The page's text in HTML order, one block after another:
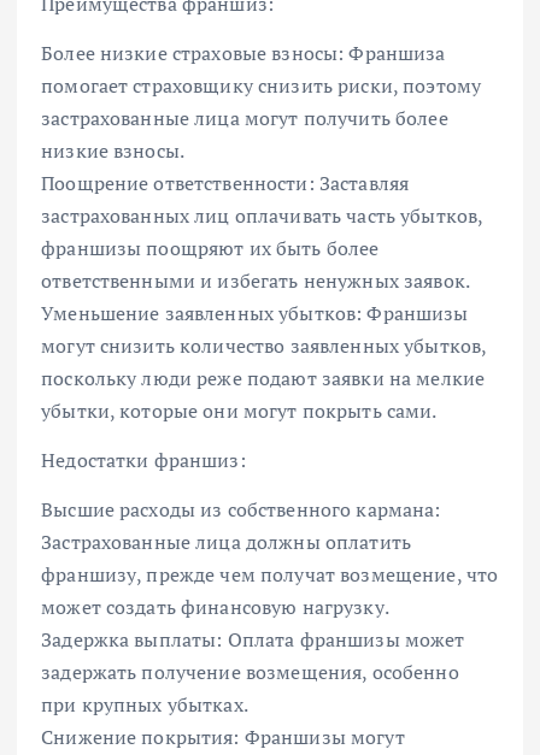
Более низкие страховые взносы: Франшиза
помогает страховщику снизить риски, поэтому
застрахованные лица могут получить более
низкие взносы.
Поощрение ответственности: Заставляя
застрахованных лиц оплачивать часть убытков,
франшизы поощряют их быть более
ответственными и избегать ненужных заявок.
Уменьшение заявленных убытков: Франшизы
могут снизить количество заявленных убытков,
поскольку люди реже подают заявки на мелкие
убытки, которые они могут покрыть сами.
Недостатки франшиз:
Высшие расходы из собственного кармана:
Застрахованные лица должны оплатить
франшизу, прежде чем получат возмещение, что
может создать финансовую нагрузку.
Задержка выплаты: Оплата франшизы может
задержать получение возмещения, особенно
при крупных убытках.
Снижение покрытия: Франшизы могут